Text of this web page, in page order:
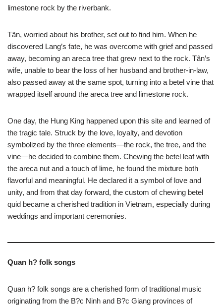
limestone rock by the riverbank.
Tân, worried about his brother, set out to find him. When he
discovered Lang’s fate, he was overcome with grief and passed
away, becoming an areca tree that grew next to the rock. Tân’s
wife, unable to bear the loss of her husband and brother-in-law,
also passed away at the same spot, turning into a betel vine that
wrapped itself around the areca tree and limestone rock.
One day, the Hung King happened upon this site and learned of
the tragic tale. Struck by the love, loyalty, and devotion
symbolized by the three elements—the rock, the tree, and the
vine—he decided to combine them. Chewing the betel leaf with
the areca nut and a touch of lime, he found the mixture both
flavorful and meaningful. He declared it a symbol of love and
unity, and from that day forward, the custom of chewing betel
quid became a cherished tradition in Vietnam, especially during
weddings and important ceremonies.
Quan h? folk songs
Quan h? folk songs are a cherished form of traditional music
originating from the B?c Ninh and B?c Giang provinces of